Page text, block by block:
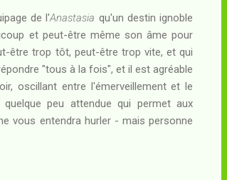
de l'Anastasia qu'un destin ignoble
et peut-être même son âme pour
être trop tôt, peut-être trop vite, et qui
"tous à la fois", et il est agréable
oscillant entre l'émerveillement et le
peu attendue qui permet aux
vous entendra hurler - mais personne